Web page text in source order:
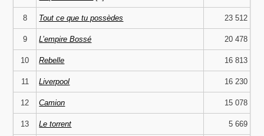
8 Tout ce que tu possèdes 23 512
9 L’empire Bossé 20 478
10 Rebelle 16 813
11 Liverpool 16 230
12 Camion 15 078
13 Le torrent 5 669